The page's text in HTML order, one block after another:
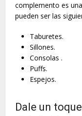
complemento es
pueden ser las
Taburetes.
Sillones.
Consolas .
Puffs.
Espejos.
Dale un